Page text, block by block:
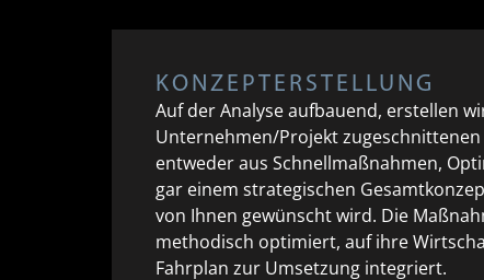
KONZEPTERSTELLUNG
Auf der Analyse aufbauend, erstellen
Unternehmen/Projekt
entweder aus Schnellmaßnahmen,
gar einem strategischen
von Ihnen gewünscht wird. Die
methodisch optimiert, auf ihre
Fahrplan zur Umsetzung integriert.